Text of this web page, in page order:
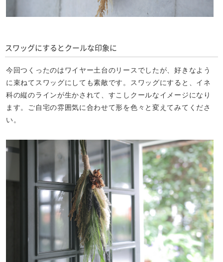
スワッグにするとクールな印象に
今回つくったのはワイヤー土台のリースでしたが、好きなよう
に束ねてスワッグにしても素敵です。スワッグにすると、イネ
科の縦のラインが生かされて、すこしクールなイメージになり
ます。ご自宅の雰囲気に合わせて形を色々と変えてみてくださ
い。